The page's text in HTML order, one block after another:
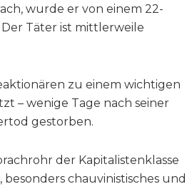
wurde er von einem 22-
Täter ist mittlerweile
zu einem wichtigen
– wenige Tage nach seiner
gestorben.
der Kapitalistenklasse
chauvinistisches und